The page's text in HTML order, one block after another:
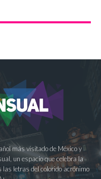
más visitado de México y
un espacio que celebra la
letras del colorido acrónimo